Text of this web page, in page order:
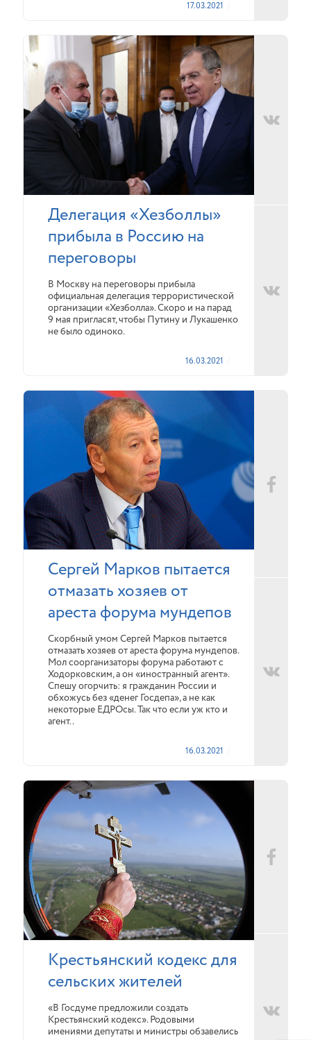
17.03.2021
Делегация «Хезболлы»
прибыла в Россию на
переговоры
В Москву на переговоры прибыла
официальная делегация террористической
организации «Хезболла». Скоро и на парад
9 мая пригласят, чтобы Путину и Лукашенко
не было одиноко.
16.03.2021
Сергей Марков пытается
отмазать хозяев от
ареста форума мундепов
Скорбный умом Сергей Марков пытается
отмазать хозяев от ареста форума мундепов.
Мол соорганизаторы форума работают с
Ходорковским, а он «иностранный агент».
Спешу огорчить: я гражданин России и
обхожусь без «денег Госдепа», а не как
некоторые ЕДРОсы. Так что если уж кто и
агент..
16.03.2021
Крестьянский кодекс для
сельских жителей
«В Госдуме предложили создать
Крестьянский кодекс». Родовыми
имениями депутаты и министры обзавелись